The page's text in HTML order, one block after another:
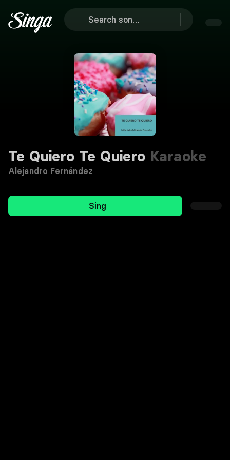
Te Quiero Te Quiero Karaoke
Alejandro Fernández
Sing